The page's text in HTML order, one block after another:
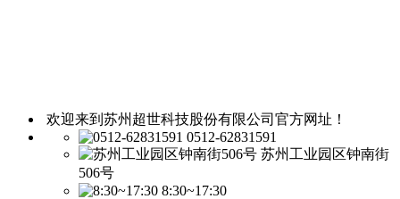
欢迎来到苏州超世科技股份有限公司官方网址！
0512-62831591
苏州工业园区钟南街
506号
8:30~17:30